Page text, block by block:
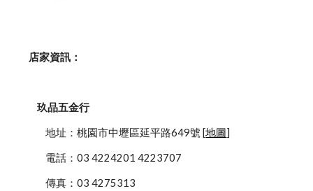
    店家資訊：
玖品五金行
            地址：桃園市中壢區延平路649號 [
地圖]
            電話：03 4224201 4223707
            傳真：03 4275313